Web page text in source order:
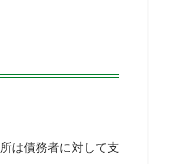
は債務者に対して支